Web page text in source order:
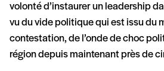
volonté d’instaurer un leadership
vu du vide politique qui est issu du
contestation, de l’onde de choc
région depuis maintenant près de